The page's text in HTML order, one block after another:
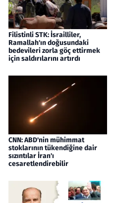
Filistinli STK: İsrailliler,
Ramallah'ın doğusundaki
bedevileri zorla göç ettirmek
için saldırılarını artırdı
CNN: ABD'nin mühimmat
stoklarının tükendiğine dair
sızıntılar İran'ı
cesaretlendirebilir